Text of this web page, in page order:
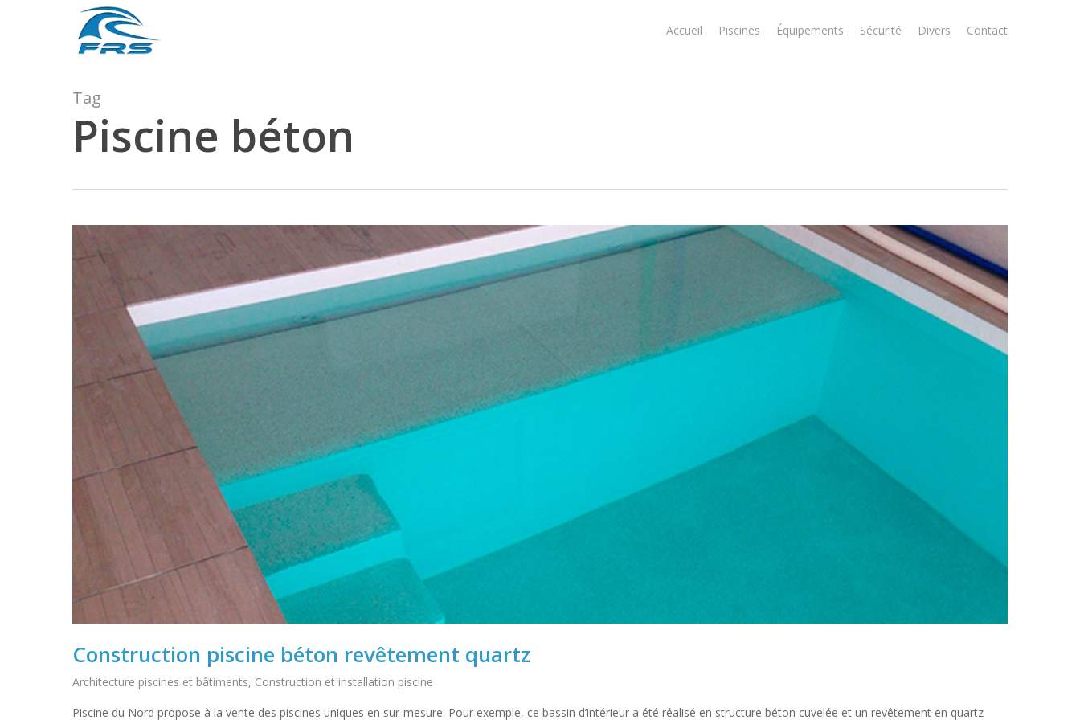
Accueil Piscines Équipements Sécurité Divers Contact
Tag
Piscine béton
Construction piscine béton revêtement quartz
Architecture piscines et bâtiments, Construction et installation piscine
Piscine du Nord propose à la vente des piscines uniques en sur-mesure. Pour exemple, ce bassin d’intérieur a été réalisé en structure béton cuvelée et un revêtement en quartz